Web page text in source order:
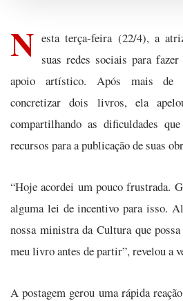
N esta terça-feira (22/4), a
suas redes sociais para
apoio artístico. Após mais de
concretizar dois livros, ela
compartilhando as dificuldades
recursos para a publicação de suas
“Hoje acordei um pouco frustrada.
alguma lei de incentivo para isso.
nossa ministra da Cultura que
meu livro antes de partir”, revelou a
A postagem gerou uma rápida